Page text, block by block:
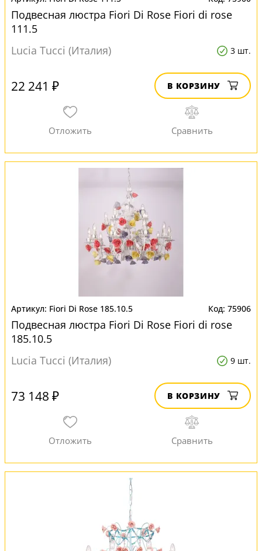
Подвесная люстра Fiori Di Rose Fiori di rose
111.5
Lucia Tucci (Италия)
3 шт.
22 241 ₽ В КОРЗИНУ
Fiori Di Rose 185.10.5 75906
Подвесная люстра Fiori Di Rose Fiori di rose
185.10.5
Lucia Tucci (Италия)
9 шт.
73 148 ₽ В КОРЗИНУ